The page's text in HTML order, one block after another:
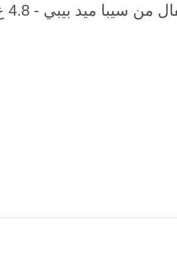
سيبا ميد بيبي - 4.8 غ؟